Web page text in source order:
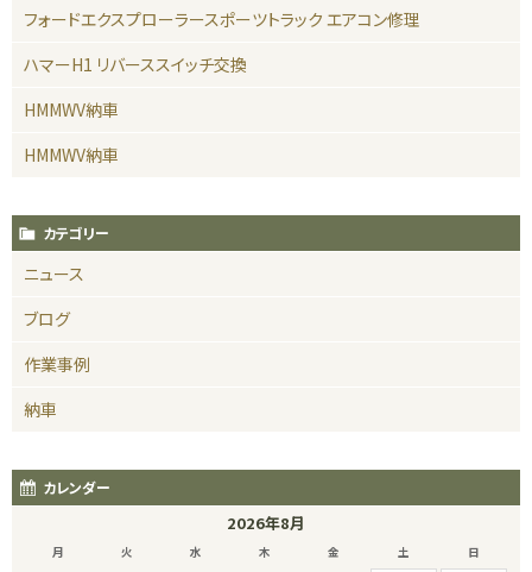
フォードエクスプローラースポーツトラック エアコン修理
ハマーH1 リバーススイッチ交換
HMMWV納車
HMMWV納車
カテゴリー
ニュース
ブログ
作業事例
納車
カレンダー
2026年8月
月 火 水 木 金 土 日